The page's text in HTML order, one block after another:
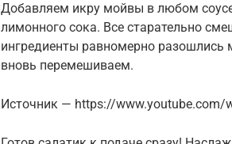
Добавляем икру мойвы в любом
лимонного сока. Все старательно
ингредиенты равномерно
вновь перемешиваем.
Источник — https://www.youtube.com/